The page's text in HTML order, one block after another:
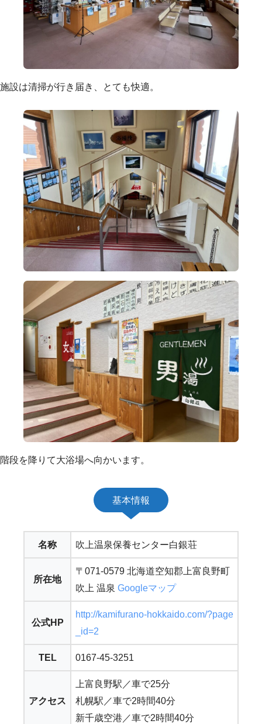
施設は清掃が行き届き、とても快適。
階段を降りて大浴場へ向かいます。
基本情報
名称 吹上温泉保養センター白銀荘
所在地
〒071-0579 北海道空知郡上富良野町
吹上 温泉 Googleマップ
公式HP
http://kamifurano-hokkaido.com/?page
_id=2
TEL 0167-45-3251
アクセス
上富良野駅／車で25分
札幌駅／車で2時間40分
新千歳空港／車で2時間40分